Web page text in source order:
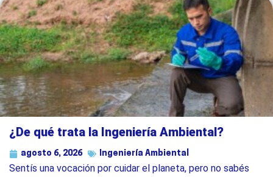
¿De qué trata la Ingeniería Ambiental?
agosto 6, 2026 Ingeniería Ambiental
Sentís una vocación por cuidar el planeta, pero no sabés